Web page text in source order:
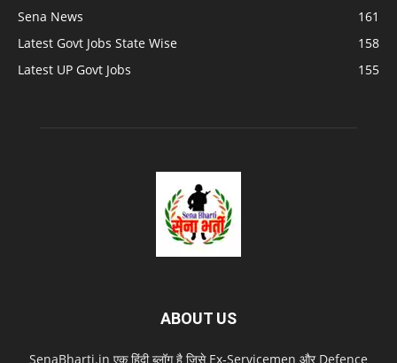
Sena News
161
Latest Govt Jobs State Wise
158
Latest UP Govt Jobs
155
ABOUT US
SenaBharti.in एक हिंदी ब्लॉग है जिसे Ex‑Servicemen और Defence